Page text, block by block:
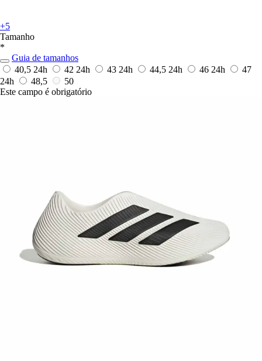
+5
Tamanho
*
Guia de tamanhos
40,5 24h 42 24h 43 24h 44,5 24h 46 24h
47
24h
48,5
50
Este campo é obrigatório